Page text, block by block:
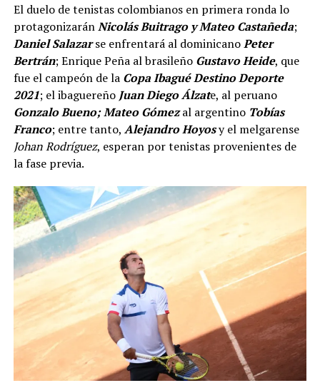
El duelo de tenistas colombianos en primera ronda lo
protagonizaránNicolás Buitrago y Mateo Castañeda;
Daniel Salazarse enfrentará al dominicanoPeter
Bertrán; Enrique Peña al brasileño Gustavo Heide, que
fue el campeón de la Copa Ibagué Destino Deporte
2021; el ibaguereñoJuan Diego Álzate, al peruano
Gonzalo Bueno; Mateo Gómezal argentino Tobías
Franco; entre tanto, Alejandro Hoyosy el melgarense
Johan Rodríguez, esperan por tenistas provenientes de
la fase previa.